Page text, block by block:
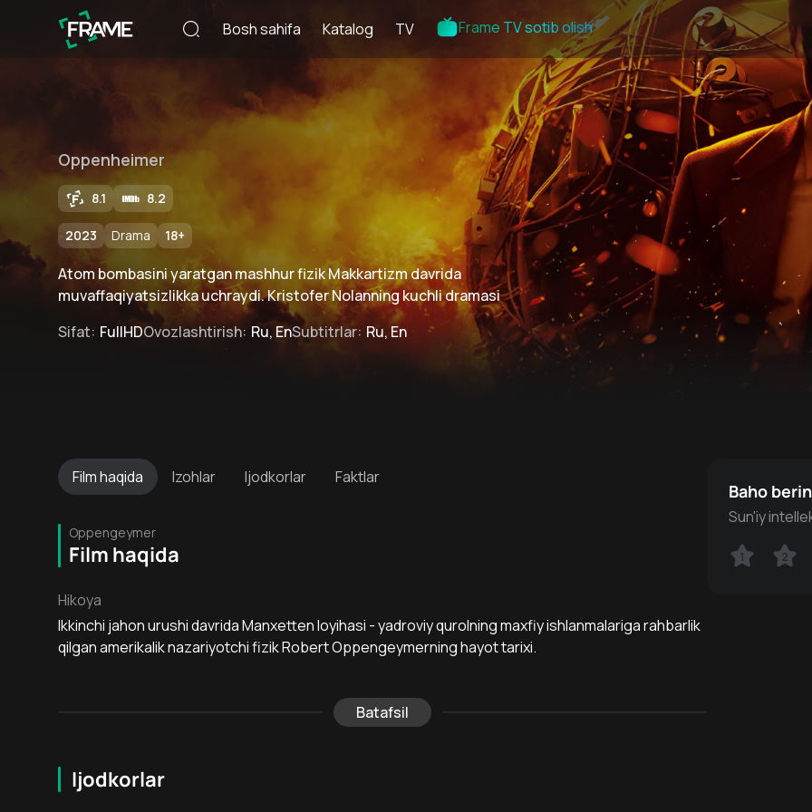
Bosh sahifa Katalog TV Frame TV sotib olish
Oppenheimer
8.1 8.2
2023 Drama 18+
Atom bombasini yaratgan mashhur fizik Makkartizm davrida
muvaffaqiyatsizlikka uchraydi. Kristofer Nolanning kuchli dramasi
Sifat: FullHDOvozlashtirish: Ru, EnSubtitrlar: Ru, En
Filmhaqida Izohlar Ijodkorlar Faktlar
Oppengeymer
Film haqida
Hikoya
Ikkinchi jahon urushi davrida Manxetten loyihasi - yadroviy qurolning maxfiy ishlanmalariga rahbarlik
qilgan amerikalik nazariyotchi fizik Robert Oppengeymerning hayot tarixi.
Batafsil
Ijodkorlar
Baho
Sun'iy
1 2
1 2